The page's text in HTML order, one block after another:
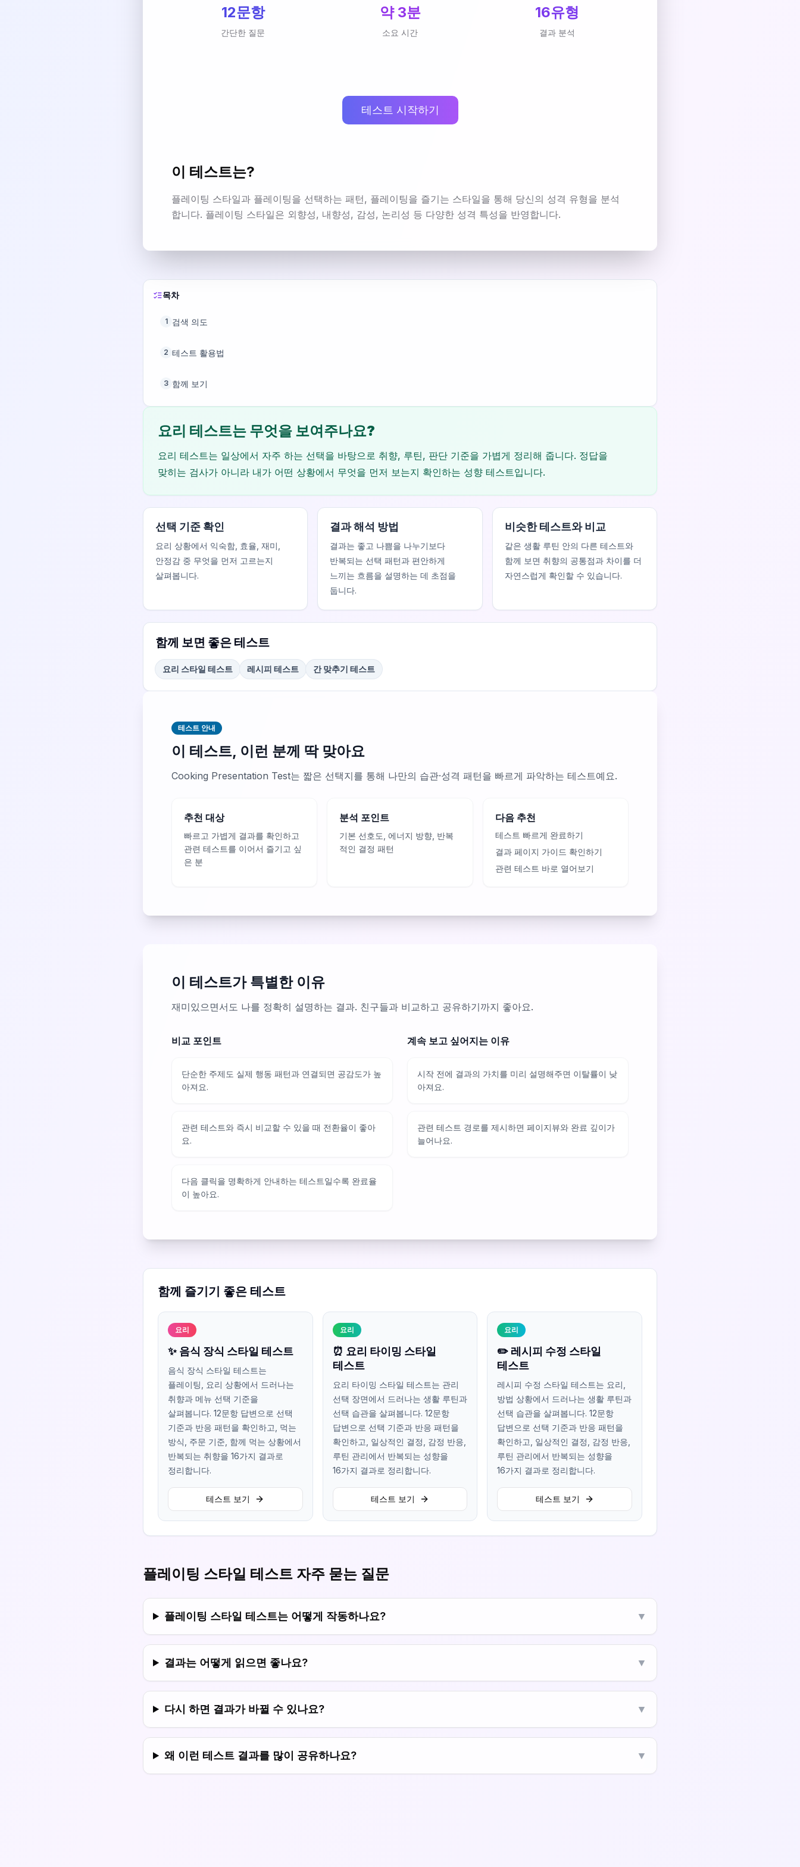
12문항
간단한 질문
약 3분
소요 시간
16유형
결과 분석
테스트 시작하기
이 테스트는?
플레이팅 스타일과 플레이팅을 선택하는 패턴, 플레이팅을 즐기는 스타일을 통해 당신의 성격 유형을 분석
합니다. 플레이팅 스타일은 외향성, 내향성, 감성, 논리성 등 다양한 성격 특성을 반영합니다.
목차
1 검색 의도
2 테스트 활용법
3 함께 보기
요리 테스트는 무엇을 보여주나요?
요리 테스트는 일상에서 자주 하는 선택을 바탕으로 취향, 루틴, 판단 기준을 가볍게 정리해 줍니다. 정답을
맞히는 검사가 아니라 내가 어떤 상황에서 무엇을 먼저 보는지 확인하는 성향 테스트입니다.
선택 기준 확인
요리 상황에서 익숙함, 효율, 재미,
안정감 중 무엇을 먼저 고르는지
살펴봅니다.
결과 해석 방법
결과는 좋고 나쁨을 나누기보다
반복되는 선택 패턴과 편안하게
느끼는 흐름을 설명하는 데 초점을
둡니다.
비슷한 테스트와 비교
같은 생활 루틴 안의 다른 테스트와
함께 보면 취향의 공통점과 차이를 더
자연스럽게 확인할 수 있습니다.
함께 보면 좋은 테스트
요리 스타일 테스트 레시피 테스트 간 맞추기 테스트
테스트 안내
이 테스트, 이런 분께 딱 맞아요
Cooking Presentation Test는 짧은 선택지를 통해 나만의 습관·성격 패턴을 빠르게 파악하는 테스트예요.
추천 대상
빠르고 가볍게 결과를 확인하고
관련 테스트를 이어서 즐기고 싶
은 분
분석 포인트
기본 선호도, 에너지 방향, 반복
적인 결정 패턴
다음 추천
테스트 빠르게 완료하기
결과 페이지 가이드 확인하기
관련 테스트 바로 열어보기
이 테스트가 특별한 이유
재미있으면서도 나를 정확히 설명하는 결과. 친구들과 비교하고 공유하기까지 좋아요.
비교 포인트
단순한 주제도 실제 행동 패턴과 연결되면 공감도가 높
아져요.
관련 테스트와 즉시 비교할 수 있을 때 전환율이 좋아
요.
다음 클릭을 명확하게 안내하는 테스트일수록 완료율
이 높아요.
계속 보고 싶어지는 이유
시작 전에 결과의 가치를 미리 설명해주면 이탈률이 낮
아져요.
관련 테스트 경로를 제시하면 페이지뷰와 완료 깊이가
늘어나요.
함께 즐기기 좋은 테스트
요리
✨ 음식 장식 스타일 테스트
음식 장식 스타일 테스트는
플레이팅, 요리 상황에서 드러나는
취향과 메뉴 선택 기준을
살펴봅니다. 12문항 답변으로 선택
기준과 반응 패턴을 확인하고, 먹는
방식, 주문 기준, 함께 먹는 상황에서
반복되는 취향을 16가지 결과로
정리합니다.
테스트 보기
요리
⏰ 요리 타이밍 스타일
테스트
요리 타이밍 스타일 테스트는 관리
선택 장면에서 드러나는 생활 루틴과
선택 습관을 살펴봅니다. 12문항
답변으로 선택 기준과 반응 패턴을
확인하고, 일상적인 결정, 감정 반응,
루틴 관리에서 반복되는 성향을
16가지 결과로 정리합니다.
테스트 보기
요리
✏️ 레시피 수정 스타일
테스트
레시피 수정 스타일 테스트는 요리,
방법 상황에서 드러나는 생활 루틴과
선택 습관을 살펴봅니다. 12문항
답변으로 선택 기준과 반응 패턴을
확인하고, 일상적인 결정, 감정 반응,
루틴 관리에서 반복되는 성향을
16가지 결과로 정리합니다.
테스트 보기
플레이팅 스타일 테스트 자주 묻는 질문
플레이팅 스타일 테스트는 어떻게 작동하나요? ▼
결과는 어떻게 읽으면 좋나요? ▼
다시 하면 결과가 바뀔 수 있나요? ▼
왜 이런 테스트 결과를 많이 공유하나요? ▼